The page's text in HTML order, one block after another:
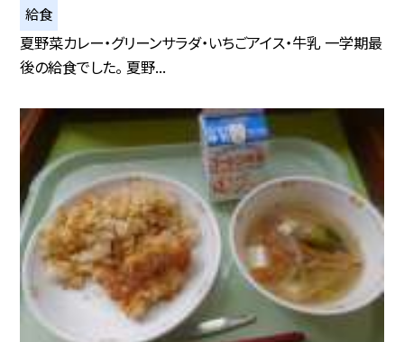
給食
夏野菜カレー・グリーンサラダ・いちごアイス・牛乳 一学期最
後の給食でした。 夏野...